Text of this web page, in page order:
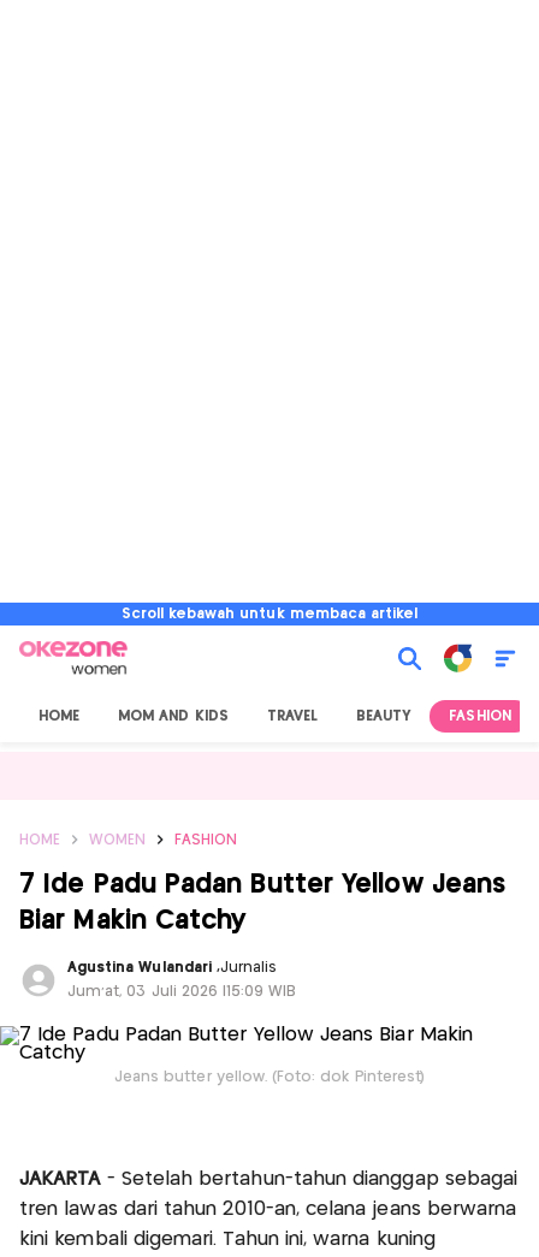
Scroll kebawah untuk membaca artikel
HOME MOM AND KIDS TRAVEL BEAUTY FASHION
HOME WOMEN FASHION
7 Ide Padu Padan Butter Yellow Jeans
Biar Makin Catchy
Agustina Wulandari ,Jurnalis
Jum'at, 03 Juli 2026 |15:09 WIB
Jeans butter yellow. (Foto: dok Pinterest)
JAKARTA- Setelah bertahun-tahun dianggap sebagai
tren lawas dari tahun 2010-an, celana jeans berwarna
kini kembali digemari. Tahun ini, warna kuning